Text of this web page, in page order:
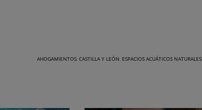
AHOGAMIENTOS CASTILLA Y LEÓN ESPACIOS ACUÁTICOS NATURALES